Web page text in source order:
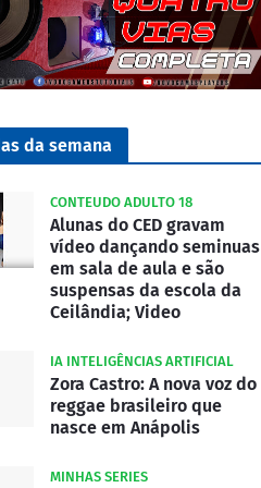
da semana
CONTEUDO ADULTO 18
Alunas do CED gravam
vídeo dançando seminuas
em sala de aula e são
suspensas da escola da
Ceilândia; Video
IA INTELIGÊNCIAS ARTIFICIAL
Zora Castro: A nova voz do
reggae brasileiro que
nasce em Anápolis
MINHAS SERIES